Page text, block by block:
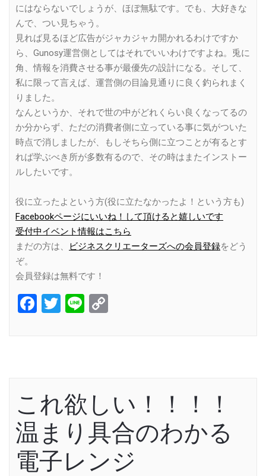
にはならないでしょうが、ほぼ無駄です。でも、大好きな
んで、つい見ちゃう。
見れば見るほど広告がジャカジャカ開かれるわけですか
ら、Gunosy運営側としてはそれでいいわけですよね。兎に
角、情報を消費させる事が最優先の設計になる。そして、
私に限って言えば、運営側の目論見通りに良く釣られまく
りました。
なんというか、それで世の中がどれくらい良くなってるの
か分からず、ただの消費者側に立っている事に気がついた
時点で消しましたが、もしそちら側に立つことが有るとす
れば学ぶべき所が多数有るので、その時はまたインストー
ルしたいです。
役に立ったよという方(役に立たなかったよ！という方も)
Facebookページにいいね！して頂けると嬉しいです
受付中イベント情報はこちら
まだの方は、
ビジネスクリエーターズへの会員登録をどう
ぞ。
会員登録は無料です！
Facebook
Twitter
Line
これ欲しい！！！！
温まり具合のわかる
電子レンジ